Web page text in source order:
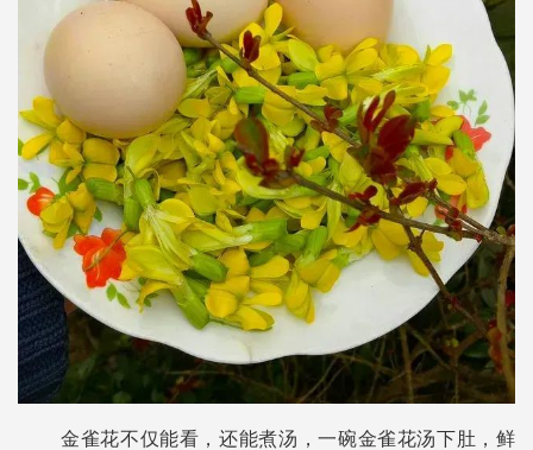
金雀花不仅能看，还能煮汤，一碗金雀花汤下肚，鲜